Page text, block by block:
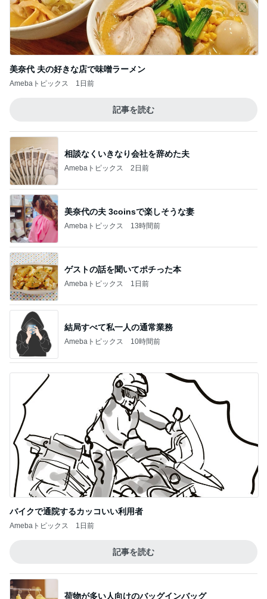
美奈代 夫の好きな店で味噌ラーメン
Amebaトピックス 1日前
記事を読む
相談なくいきなり会社を辞めた夫
Amebaトピックス 2日前
美奈代の夫 3coinsで楽しそうな妻
Amebaトピックス 13時間前
ゲストの話を聞いてポチった本
Amebaトピックス 1日前
結局すべて私一人の通常業務
Amebaトピックス 10時間前
バイクで通院するカッコいい利用者
Amebaトピックス 1日前
記事を読む
荷物が多い人向けのバッグインバッグ